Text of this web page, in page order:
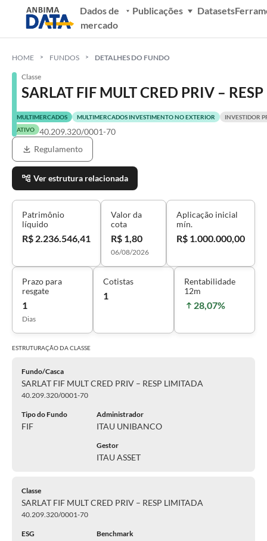
Dados de
mercado
Publicações Datasets
HOME FUNDOS DETALHES DO FUNDO
Classe
SARLAT FIF MULT CRED PRIV –
MULTIMERCADOS MULTIMERCADOS INVESTIMENTO NO EXTERIOR
INVESTIDOR
ATIVO
40.209.320/0001-70
Regulamento
Ver estrutura relacionada
Patrimônio
líquido
R$ 2.236.546,41
Valor da
cota
R$ 1,80
06/08/2026
Aplicação inicial
mín.
R$ 1.000.000,00
Prazo para
resgate
1
Dias
Cotistas
1
Rentabilidade
12m
28,07%
ESTRUTURAÇÃO DACLASSE
Fundo/Casca
SARLAT FIF MULT CRED PRIV – RESP LIMITADA
40.209.320/0001-70
Tipo do Fundo
FIF
Administrador
ITAU UNIBANCO
Gestor
ITAU ASSET
Classe
SARLAT FIF MULT CRED PRIV – RESP LIMITADA
40.209.320/0001-70
ESG Benchmark